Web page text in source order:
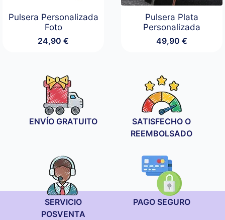
Pulsera Personalizada
Foto
24,90€
Pulsera Plata
Personalizada
49,90 €
ENVÍO GRATUITO
SATISFECHO O
REEMBOLSADO
SERVICIO
POSVENTA
PAGO SEGURO